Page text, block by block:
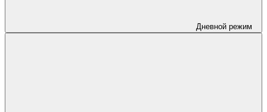
Дневной режим